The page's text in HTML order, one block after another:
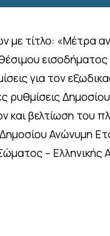
με τίτλο: «Μέτρα
για τον
ρυθμίσεις
βελτίωση του
Ανώνυμη
– Ελληνικής